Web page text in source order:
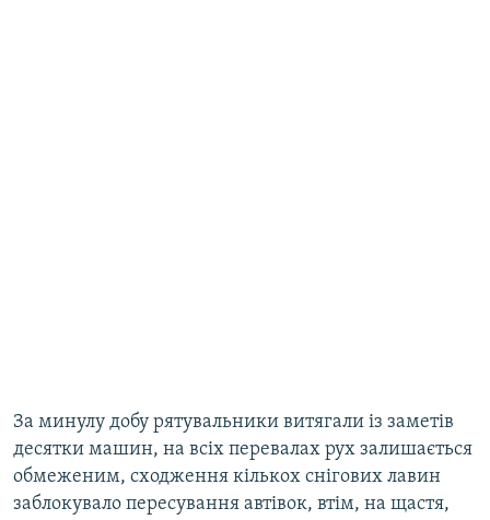
За минулу добу рятувальники витягали із заметів
десятки машин, на всіх перевалах рух залишається
обмеженим, сходження кількох снігових лавин
заблокувало пересування автівок, втім, на щастя,